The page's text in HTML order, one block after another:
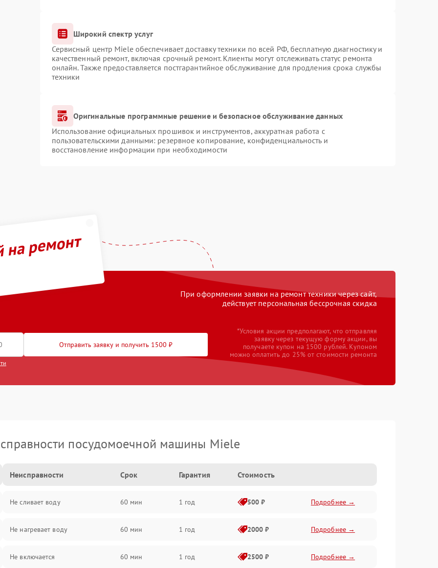
Широкий спектр услуг
Сервисный центр Miele обеспечивает доставку техники по всей РФ, бесплатную диагностику и
качественный ремонт, включая срочный ремонт. Клиенты могут отслеживать статус ремонта
онлайн. Также предоставляется постгарантийное обслуживание для продления срока службы
техники
Оригинальные программные решение и безопасное обслуживание данных
Использование официальных прошивок и инструментов, аккуратная работа с
пользовательскими данными: резервное копирование, конфиденциальность и
восстановление информации при необходимости
ремонт
При оформлении заявки на ремонт техники через сайт,
действует персональная бессрочная скидка
Отправить заявку и получить 1500 ₽
*Условия акции предполагают, что отправляя
заявку через текущую форму акции, вы
получаете купон на 1500 рублей. Купоном
можно оплатить до 25% от стоимости ремонта
посудомоечной машины Miele
Неисправности Срок Гарантия Стоимость
Не сливает воду 60 мин 1 год 500 ₽ Подробнее →
Не нагревает воду 60 мин 1 год 2000 ₽ Подробнее →
Не включается 60 мин 1 год 2500 ₽ Подробнее →